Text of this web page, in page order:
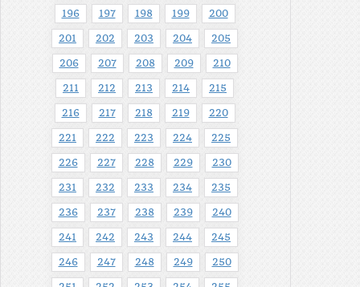
196 197 198 199 200
201 202 203 204 205
206 207 208 209 210
211 212 213 214 215
216 217 218 219 220
221 222 223 224 225
226 227 228 229 230
231 232 233 234 235
236 237 238 239 240
241 242 243 244 245
246 247 248 249 250